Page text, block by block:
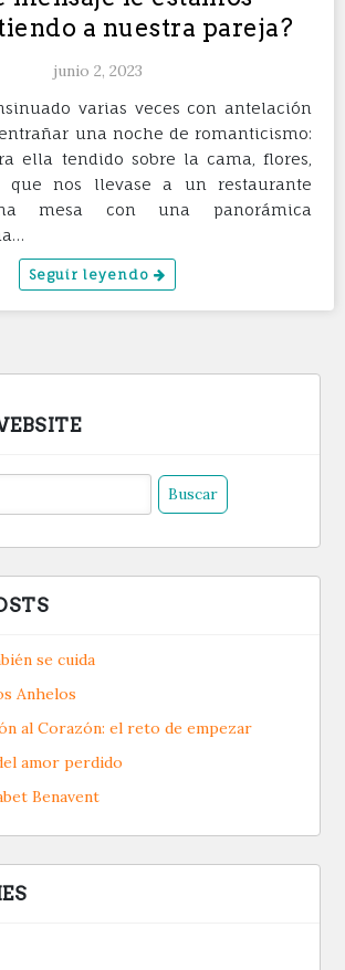
a nuestra pareja?
junio 2, 2023
varias veces con antelación
una noche de romanticismo:
ella tendido sobre la cama, flores,
que nos llevase a un restaurante
mesa con una panorámica
Seguir leyendo
se cuida
Anhelos
al Corazón: el reto de empezar
amor perdido
Benavent